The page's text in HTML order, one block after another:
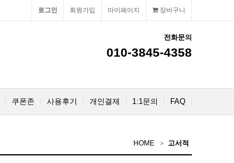
장바구니
마이페이지
회원가입
로그인
전화문의
010-3845-4358
FAQ
1:1문의
개인결제
사용후기
쿠폰존
HOME 고서적